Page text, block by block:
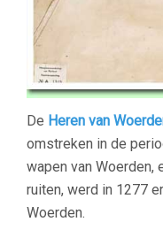
De Heren van
omstreken in de
wapen van Woerden,
ruiten, werd in 1277
Woerden.